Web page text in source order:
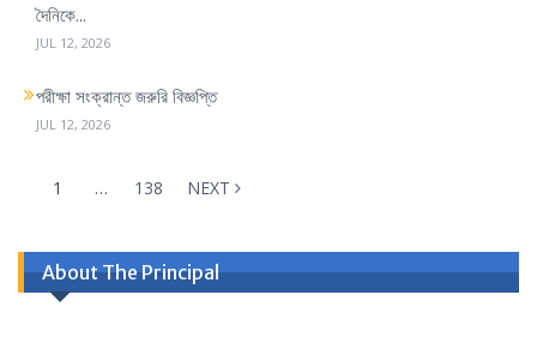
দৈনিকে...
JUL 12, 2026
পরীক্ষা সংক্রান্ত জরুরি বিজ্ঞপ্তি
JUL 12, 2026
1 … 138 NEXT
About The Principal